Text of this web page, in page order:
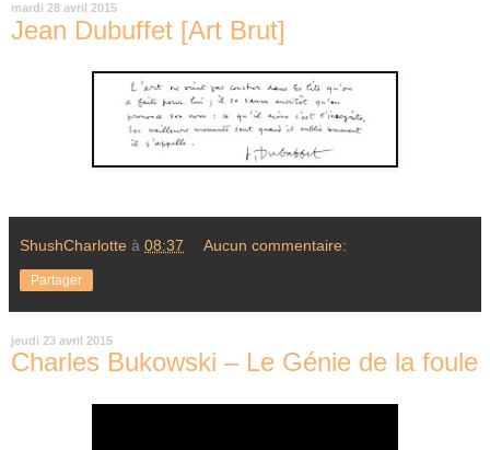
mardi 28 avril 2015
Jean Dubuffet [Art Brut]
ShushCharlotte à 08:37 Aucun commentaire:
Partager
jeudi 23 avril 2015
Charles Bukowski – Le Génie de la foule